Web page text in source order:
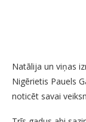
Natālija un viņas
Nigērietis Pauels
noticēt savai